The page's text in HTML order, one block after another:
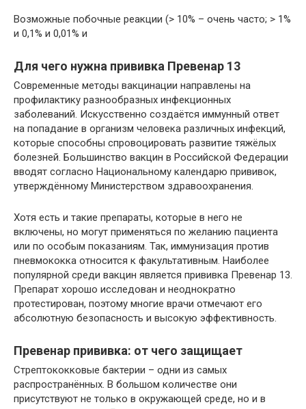
Возможные побочные реакции (> 10% – очень часто; > 1%
и 0,1% и 0,01% и
Для чего нужна прививка Превенар 13
Современные методы вакцинации направлены на
профилактику разнообразных инфекционных
заболеваний. Искусственно создаётся иммунный ответ
на попадание в организм человека различных инфекций,
которые способны спровоцировать развитие тяжёлых
болезней. Большинство вакцин в Российской Федерации
вводят согласно Национальному календарю прививок,
утверждённому Министерством здравоохранения.
Хотя есть и такие препараты, которые в него не
включены, но могут применяться по желанию пациента
или по особым показаниям. Так, иммунизация против
пневмококка относится к факультативным. Наиболее
популярной среди вакцин является прививка Превенар 13.
Препарат хорошо исследован и неоднократно
протестирован, поэтому многие врачи отмечают его
абсолютную безопасность и высокую эффективность.
Превенар прививка: от чего защищает
Стрептококковые бактерии – одни из самых
распространённых. В большом количестве они
присутствуют не только в окружающей среде, но и в